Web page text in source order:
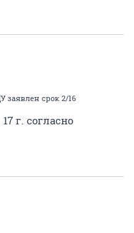
заявлен срок 2/16
г. согласно